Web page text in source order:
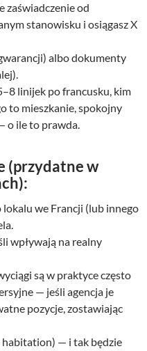
od
stanowisku i osiągasz X
albo dokumenty
linijek po francusku, kim
to mieszkanie, spokojny
o ile to prawda.
(przydatne w
we Francji (lub innego
wpływają na realny
są w praktyce często
— jeśli agencja je
pozycje, zostawiając
habitation) — i tak będzie